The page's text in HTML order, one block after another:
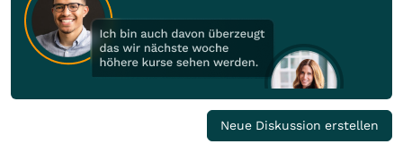
Neue Diskussion erstellen